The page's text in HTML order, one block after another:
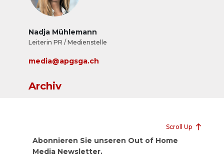
Nadja Mühlemann
Leiterin PR / Medienstelle
media@apgsga.ch
Archiv
Scroll Up
Abonnieren Sie unseren Out of Home
Media Newsletter.